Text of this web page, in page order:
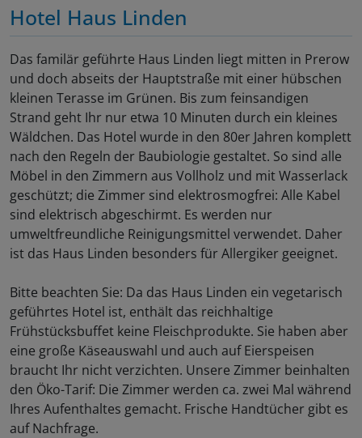
Hotel Haus Linden
Das familär geführte Haus Linden liegt mitten in Prerow
und doch abseits der Hauptstraße mit einer hübschen
kleinen Terasse im Grünen. Bis zum feinsandigen
Strand geht Ihr nur etwa 10 Minuten durch ein kleines
Wäldchen. Das Hotel wurde in den 80er Jahren komplett
nach den Regeln der Baubiologie gestaltet. So sind alle
Möbel in den Zimmern aus Vollholz und mit Wasserlack
geschützt; die Zimmer sind elektrosmogfrei: Alle Kabel
sind elektrisch abgeschirmt. Es werden nur
umweltfreundliche Reinigungsmittel verwendet. Daher
ist das Haus Linden besonders für Allergiker geeignet.
Bitte beachten Sie: Da das Haus Linden ein vegetarisch
geführtes Hotel ist, enthält das reichhaltige
Frühstücksbuffet keine Fleischprodukte. Sie haben aber
eine große Käseauswahl und auch auf Eierspeisen
braucht Ihr nicht verzichten. Unsere Zimmer beinhalten
den Öko-Tarif: Die Zimmer werden ca. zwei Mal während
Ihres Aufenthaltes gemacht. Frische Handtücher gibt es
auf Nachfrage.